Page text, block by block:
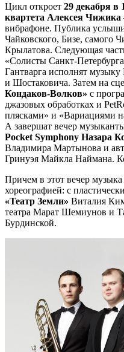
Цикл откроет 29 декабря в
квартета Алексея Чижика
вибрафоне. Публика
Чайковского, Бизе, самого
Крылатова. Следующая
«Солисты Санкт-
Гантварга исполнят
и Шостаковича. Затем на
Кондаков-Волков» с
джазовых обработках и
плясками» и «Вариациями
А завершат вечер
Pocket Symphony Назара
Владимира Мартынова и
Гринуэя Майкла Наймана.
Причем в этот вечер музыка
хореографией: с
«Театр Земли» Виталия
театра Марат Шемиунов и
Бурдинской.